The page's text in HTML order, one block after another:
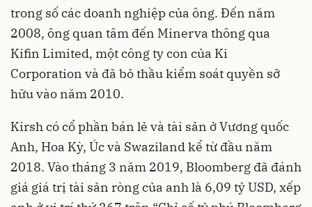
trong số các doanh nghiệp của ông. Đến năm
2008, ông quan tâm đến Minerva thông qua
Kifin Limited, một công ty con của Ki
Corporation và đã bỏ thầu kiểm soát quyền sở
hữu vào năm 2010.
Kirsh có cổ phần bán lẻ và tài sản ở Vương quốc
Anh, Hoa Kỳ, Úc và Swaziland kể từ đầu năm
2018. Vào tháng 3 năm 2019, Bloomberg đã đánh
giá giá trị tài sản ròng của anh là 6,09 tỷ USD, xếp